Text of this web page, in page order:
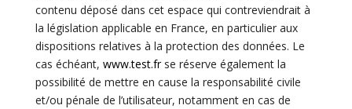
contenu déposé dans cet espace qui contreviendrait à
la législation applicable en France, en particulier aux
dispositions relatives à la protection des données. Le
cas échéant, www.test.frse réserve également la
possibilité de mettre en cause la responsabilité civile
et/ou pénale de l’utilisateur, notamment en cas de